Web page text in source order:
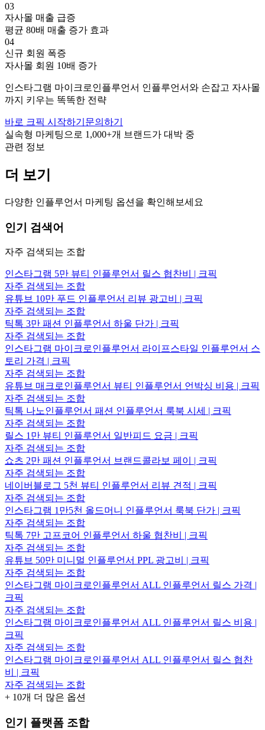
03
자사몰 매출 급증
평균 80배 매출 증가 효과
04
신규 회원 폭증
자사몰 회원 10배 증가
인스타그램 마이크로인플루언서 인플루언서와 손잡고 자사몰
까지 키우는 똑똑한 전략
바로 크픽 시작하기 문의하기
실속형 마케팅으로 1,000+개 브랜드가 대박 중
관련 정보
더 보기
다양한 인플루언서 마케팅 옵션을 확인해보세요
인기 검색어
자주 검색되는 조합
인스타그램 5만 뷰티 인플루언서 릴스 협찬비 | 크픽
자주 검색되는 조합
유튜브 10만 푸드 인플루언서 리뷰 광고비 | 크픽
자주 검색되는 조합
틱톡 3만 패션 인플루언서 하울 단가 | 크픽
자주 검색되는 조합
인스타그램 마이크로인플루언서 라이프스타일 인플루언서 스
토리 가격 | 크픽
자주 검색되는 조합
유튜브 매크로인플루언서 뷰티 인플루언서 언박싱 비용 | 크픽
자주 검색되는 조합
틱톡 나노인플루언서 패션 인플루언서 룩북 시세 | 크픽
자주 검색되는 조합
릴스 1만 뷰티 인플루언서 일반피드 요금 | 크픽
자주 검색되는 조합
쇼츠 2만 패션 인플루언서 브랜드콜라보 페이 | 크픽
자주 검색되는 조합
네이버블로그 5천 뷰티 인플루언서 리뷰 견적 | 크픽
자주 검색되는 조합
인스타그램 1만5천 올드머니 인플루언서 룩북 단가 | 크픽
자주 검색되는 조합
틱톡 7만 고프코어 인플루언서 하울 협찬비 | 크픽
자주 검색되는 조합
유튜브 50만 미니멀 인플루언서 PPL 광고비 | 크픽
자주 검색되는 조합
인스타그램 마이크로인플루언서 ALL 인플루언서 릴스 가격 |
크픽
자주 검색되는 조합
인스타그램 마이크로인플루언서 ALL 인플루언서 릴스 비용 |
크픽
자주 검색되는 조합
인스타그램 마이크로인플루언서 ALL 인플루언서 릴스 협찬
비 | 크픽
자주 검색되는 조합
+ 10개 더 많은 옵션
인기 플랫폼 조합